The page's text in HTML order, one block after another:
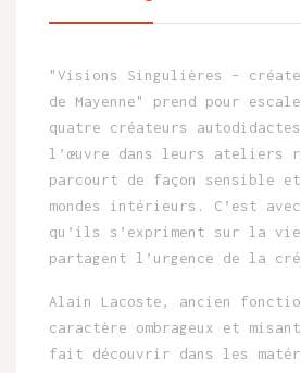
"Visions Singulières –
de Mayenne" prend pour
quatre créateurs
l’œuvre dans leurs ateliers
parcourt de façon sensible
mondes intérieurs. C’est
qu’ils s’expriment sur la
partagent l’urgence de la
Alain Lacoste, ancien
caractère ombrageux et
fait découvrir dans les